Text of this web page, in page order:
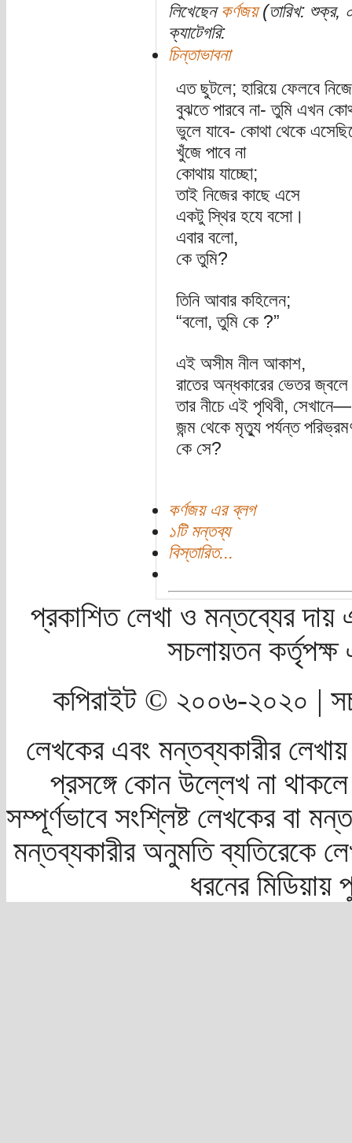
লিখেছেন কর্ণজয়(তারিখ: শুক্র,
ক্যাটেগরি:
চিন্তাভাবনা
এত ছুটলে; হারিয়ে ফেলবে
বুঝতে পারবে না- তুমি এখন
ভুলে যাবে- কোথা থেকে
খুঁজে পাবে না
কোথায় যাচ্ছো;
তাই নিজের কাছে এসে
একটু স্থির হযে বসো।
এবার বলো,
কে তুমি?
তিনি আবার কহিলেন;
“বলো, তুমি কে ?”
এই অসীম নীল আকাশ,
রাতের অন্ধকারের ভেতর জ্বলে
তার নীচে এই পৃথিবী,
জন্ম থেকে মৃত্যু পর্যন্ত
কে সে?
কর্ণজয় এর ব্লগ
১টি মন্তব্য
বিস্তারিত...
প্রকাশিত লেখা ও মন্তব্যের দায়
সচলায়তন
কপিরাইট © ২০০৬-২০২০ |
লেখকের এবং মন্তব্যকারীর
প্রসঙ্গে কোন উল্লেখ না
সম্পূর্ণভাবে সংশ্লিষ্ট লেখকের বা
মন্তব্যকারীর অনুমতি ব্যতিরেকে
ধরনের মিডিয়ায়